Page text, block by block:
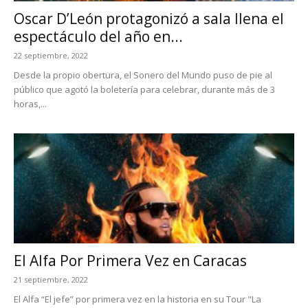
Oscar D’León protagonizó a sala llena el
espectáculo del año en...
22 septiembre, 2022
Desde la propio obertura, el Sonero del Mundo puso de pie al
público que agotó la boletería para celebrar, durante más de 3
horas,...
El Alfa Por Primera Vez en Caracas
21 septiembre, 2022
El Alfa “El jefe” por primera vez en la historia en su Tour "La